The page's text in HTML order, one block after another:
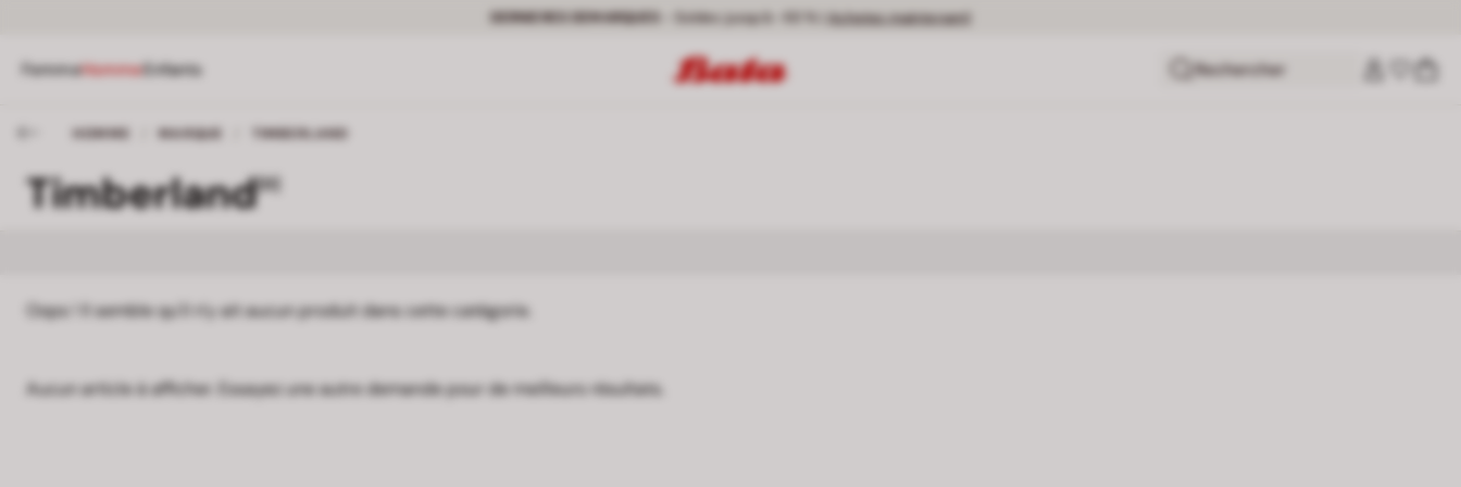
DERNIERES DEMARQUES - Soldes jusqu’à -50 % |Achetez maintenant!
FemmeHommeEnfants Rechercher
HOMME MARQUE TIMBERLAND
Timberland[0]
Oops ! Il semble qu'il n'y ait aucun produit dans cette catégorie.
Aucun article à afficher. Essayez une autre demande pour de meilleurs résultats.